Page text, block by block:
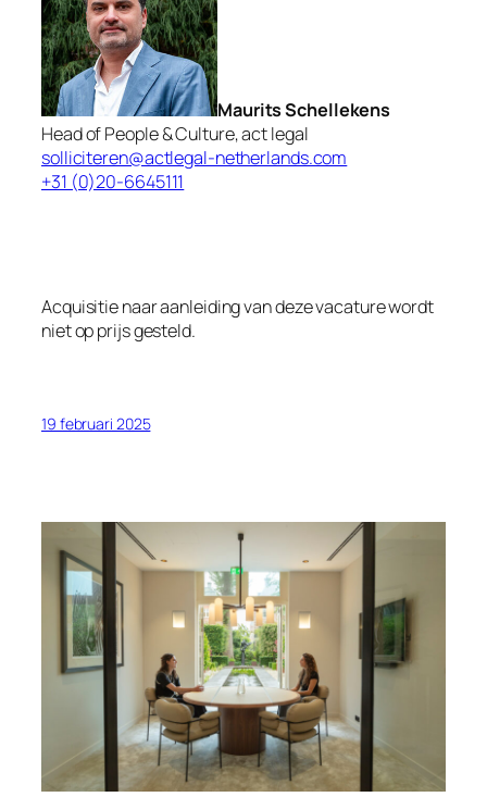
Maurits Schellekens
Head of People & Culture, act legal
solliciteren@actlegal-netherlands.com
+31 (0)20-6645111
Acquisitie naar aanleiding van deze vacature wordt
niet op prijs gesteld.
19 februari 2025